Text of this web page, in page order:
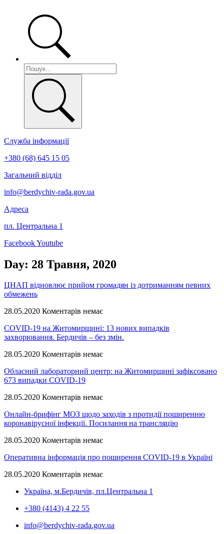
Служба інформації
+380 (68) 645 15 05
Загальний відділ
info@berdychiv-rada.gov.ua
Адреса
пл. Центральна 1
FacebookYoutube
Day: 28 Травня, 2020
ЦНАП відновлює прийом громадян із дотриманням певних
обмежень
28.05.2020 Коментарів немає
COVID-19 на Житомирщині: 13 нових випадків
захворювання. Бердичів – без змін.
28.05.2020 Коментарів немає
Обласний лабораторний центр: на Житомирщині зафіксовано
673 випадки COVID-19
28.05.2020 Коментарів немає
Онлайн-брифінг МОЗ щодо заходів з протидії поширенню
коронавірусної інфекції. Посилання на трансляцію
28.05.2020 Коментарів немає
Оперативна інформація про поширення COVID-19 в Україні
28.05.2020 Коментарів немає
Україна, м.Бердичів, пл.Центральна 1
+380 (4143) 4 22 55
info@berdychiv-rada.gov.ua